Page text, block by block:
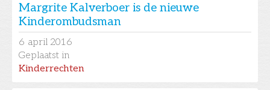
Margrite Kalverboer is de nieuwe
Kinderombudsman
6 april 2016
Geplaatst in
Kinderrechten